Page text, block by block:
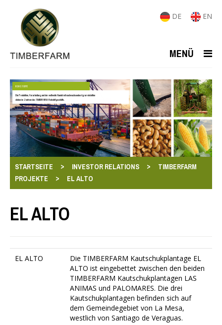
DE EN
MENÜ
ROHSTOFFE
Die Produktion, Verarbeitung und der weltweite Handel mit nachwachsenden Agrarrohstoffen
stehen im Zentrum des TIMBERFARM-Rohstoffgeschäfts.
STARTSEITE > INVESTOR RELATIONS >
TIMBERFARM
PROJEKTE
> EL ALTO
EL ALTO
EL ALTO
Die TIMBERFARM Kautschukplantage EL
ALTO ist eingebettet zwischen den beiden
TIMBERFARM Kautschukplantagen LAS
ANIMAS und PALOMARES. Die drei
Kautschukplantagen befinden sich auf
dem Gemeindegebiet von La Mesa,
westlich von Santiago de Veraguas.